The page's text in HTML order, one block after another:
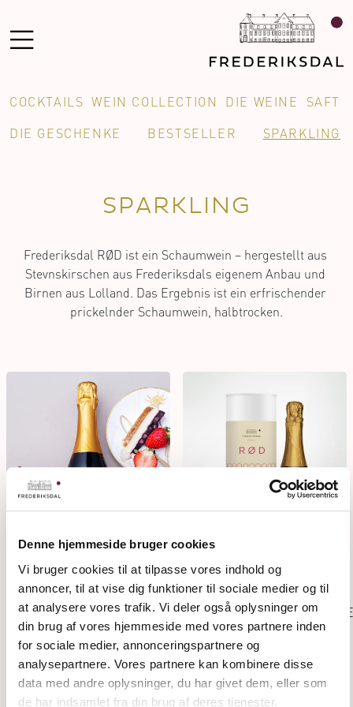
Denne hjemmeside bruger cookies
Vi bruger cookies til at tilpasse vores indhold og
annoncer, til at vise dig funktioner til sociale medier og til
at analysere vores trafik. Vi deler også oplysninger om
din brug af vores hjemmeside med vores partnere inden
for sociale medier, annonceringspartnere og
analysepartnere. Vores partnere kan kombinere disse
data med andre oplysninger, du har givet dem, eller som
de har indsamlet fra din brug af deres tjenester.
COCKTAILS WEIN COLLECTION DIE WEINE
SAFT
DIE GESCHENKE
BESTSELLER SPARKLING
SPARKLING
Frederiksdal RØD ist ein Schaumwein – hergestellt aus
Stevnskirschen aus Frederiksdals eigenem Anbau und
Birnen aus Lolland. Das Ergebnis ist ein erfrischender
prickelnder Schaumwein, halbtrocken.
RØD RØD IN